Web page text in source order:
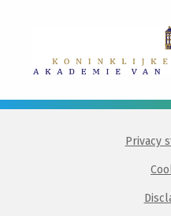
Privacy